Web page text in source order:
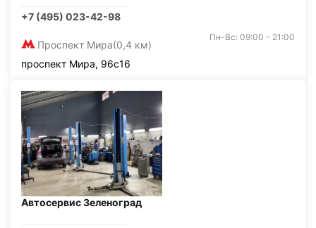
+7 (495) 023-42-98
Проспект Мира(0,4 км)
Пн-Вс: 09:00 - 21:00
проспект Мира, 96с16
Автосервис Зеленоград